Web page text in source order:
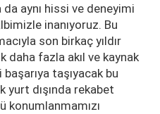
aynı hissi ve deneyimi
inanıyoruz. Bu
son birkaç yıldır
fazla akıl ve kaynak
başarıya taşıyacak bu
yurt dışında rekabet